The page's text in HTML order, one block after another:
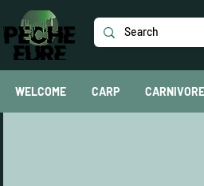
WELCOME CARP CARNIVORE